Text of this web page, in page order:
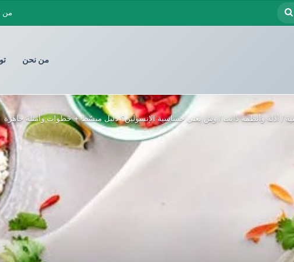
بحث
من
من نحن
/ أدلة وأنظمة دايت / وش يعني حساسية الإنسولين؟ دليل مبسّط + خطوات وأمثلة جاهزة